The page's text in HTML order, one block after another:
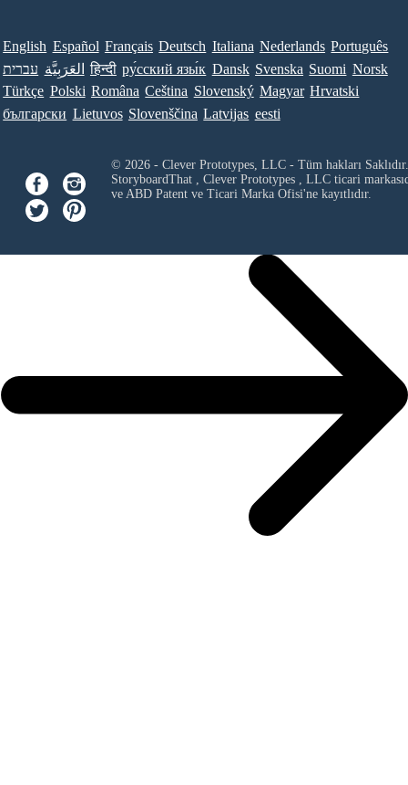
English Español Français Deutsch Italiana Nederlands Português
עברית العَرَبِيَّة हिन्दी ру́сский язы́к Dansk Svenska Suomi Norsk
Türkçe Polski Româna Ceština Slovenský Magyar Hrvatski
български Lietuvos Slovenščina Latvijas eesti
© 2026 - Clever Prototypes, LLC - Tüm hakları Saklıdır.
StoryboardThat , Clever Prototypes , LLCticari
ve ABD Patent ve Ticari Marka Ofisi'ne kayıtlıdır.